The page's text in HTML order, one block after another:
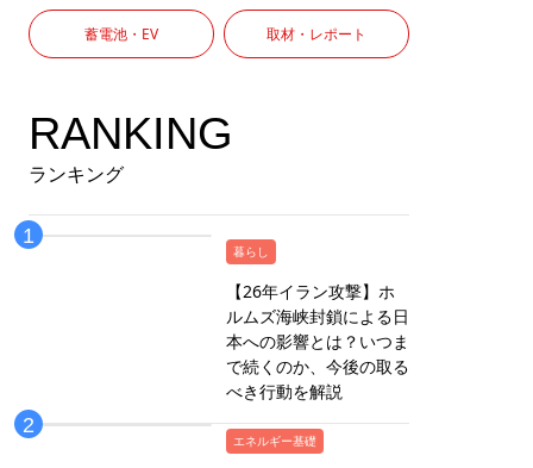
蓄電池・EV 取材・レポート
RANKING
ランキング
暮らし
【26年イラン攻撃】ホ
ルムズ海峡封鎖による日
本への影響とは？いつま
で続くのか、今後の取る
べき行動を解説
エネルギー基礎